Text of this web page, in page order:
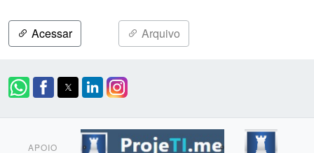
Acessar Arquivo
APOIO